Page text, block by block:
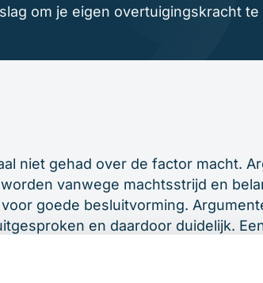
om je eigen overtuigingskracht
niet gehad over de factor macht.
vanwege machtsstrijd en
goede besluitvorming.
en daardoor duidelijk.
Dat noemen we een onzuiver